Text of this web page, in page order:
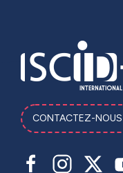
CONTACTEZ-NOUS